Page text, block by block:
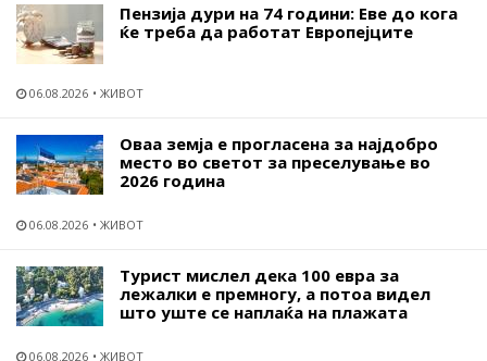
Пензија дури на 74 години: Еве до кога
ќе треба да работат Европејците
06.08.2026 ЖИВОТ
Оваа земја е прогласена за најдобро
место во светот за преселување во
2026 година
06.08.2026 ЖИВОТ
Турист мислел дека 100 евра за
лежалки е премногу, а потоа видел
што уште се наплаќа на плажата
06.08.2026 ЖИВОТ